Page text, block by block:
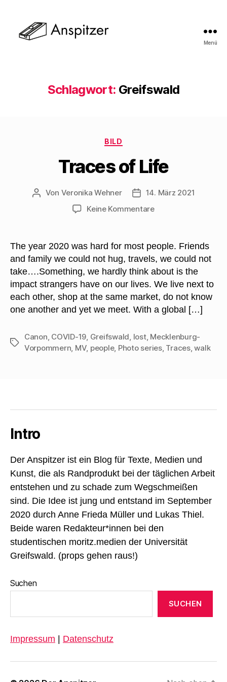
Menü
Schlagwort: Greifswald
Kategorien
BILD
Traces of Life
Beitragsautor
Von Veronika Wehner Veröffentlichungsdatum
14. März 2021
Keine Kommentarezu
Life
The year 2020 was hard for most people. Friends
and family we could not hug, travels, we could not
take….Something, we hardly think about is the
impact strangers have on our lives. We live next to
each other, shop at the same market, do not know
one another and yet we meet. With a global […]
Schlagwörter
Canon, COVID-19, Greifswald, lost, Mecklenburg-
Vorpommern, MV, people, Photo series, Traces,walk
Intro
Der Anspitzer ist ein Blog für Texte, Medien und
Kunst, die als Randprodukt bei der täglichen Arbeit
entstehen und zu schade zum Wegschmeißen
sind. Die Idee ist jung und entstand im September
2020 durch Anne Frieda Müller und Lukas Thiel.
Beide waren Redakteur*innen bei den
studentischen moritz.medien der Universität
Greifswald. (props gehen raus!)
Suchen
SUCHEN
Impressum Datenschutz